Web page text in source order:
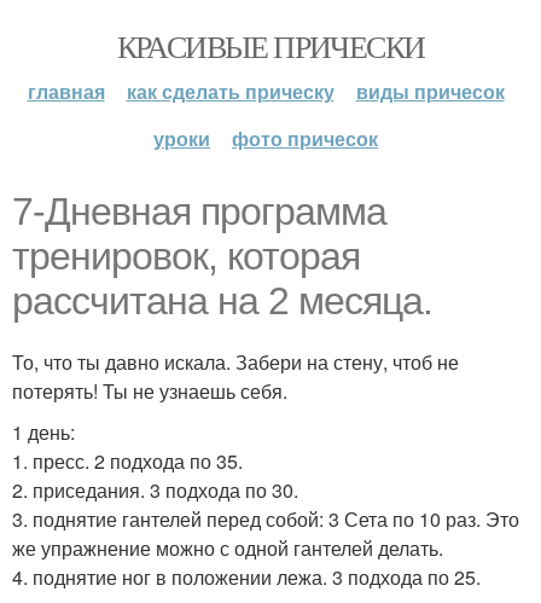
КРАСИВЫЕ ПРИЧЕСКИ
главная как сделать прическу
виды причесок
уроки
фото причесок
7-Дневная программа
тренировок, которая
рассчитана на 2 месяца.
То, что ты давно искала. Забери на стену, чтоб не
потерять! Ты не узнаешь себя.
1 день:
1. пресс. 2 подхода по 35.
2. приседания. 3 подхода по 30.
3. поднятие гантелей перед собой: 3 Сета по 10 раз. Это
же упражнение можно с одной гантелей делать.
4. поднятие ног в положении лежа. 3 подхода по 25.